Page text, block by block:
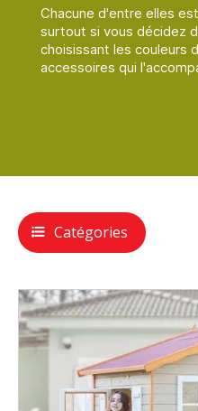
Chacune d'entre elles
surtout si vous décidez
choisissant les couleurs
accessoires qui
Catégories